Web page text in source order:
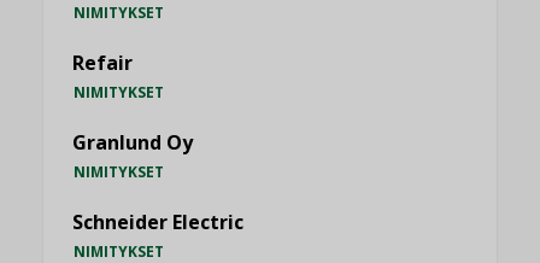
NIMITYKSET
Refair
NIMITYKSET
Granlund Oy
NIMITYKSET
Schneider Electric
NIMITYKSET